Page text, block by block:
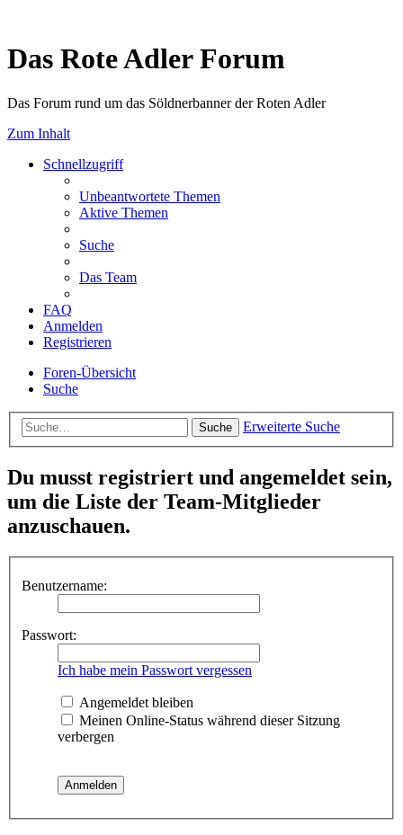
Das Rote Adler Forum
Das Forum rund um das Söldnerbanner der Roten Adler
Zum Inhalt
Schnellzugriff
Unbeantwortete Themen
Aktive Themen
Suche
Das Team
FAQ
Anmelden
Registrieren
Foren-Übersicht
Suche
Suche Erweiterte Suche
Du musst registriert und angemeldet sein,
um die Liste der Team-Mitglieder
anzuschauen.
Benutzername:
Passwort:
Ich habe mein Passwort vergessen
Angemeldet bleiben
Meinen Online-Status während dieser Sitzung
verbergen